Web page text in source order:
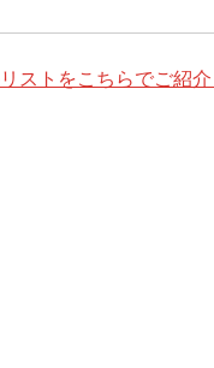
ストをこちらでご紹介